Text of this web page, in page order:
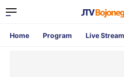
Home Program Live